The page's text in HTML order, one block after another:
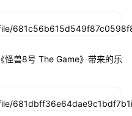
怪兽8号 The Game》带来的乐